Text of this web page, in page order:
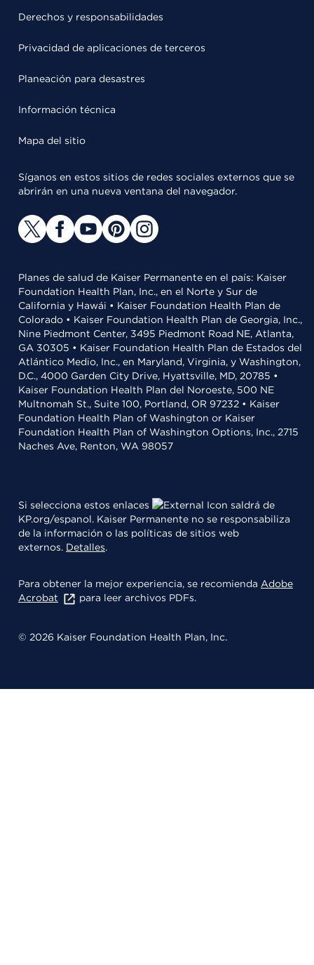
Derechos y responsabilidades
Privacidad de aplicaciones de terceros
Planeación para desastres
Información técnica
Mapa del sitio
Síganos en estos sitios de redes sociales externos que se
abrirán en una nueva ventana del navegador.
Planes de salud de Kaiser Permanente en el país: Kaiser
Foundation Health Plan, Inc., en el Norte y Sur de
California y Hawái • Kaiser Foundation Health Plan de
Colorado • Kaiser Foundation Health Plan de Georgia, Inc.,
Nine Piedmont Center, 3495 Piedmont Road NE, Atlanta,
GA 30305 • Kaiser Foundation Health Plan de Estados del
Atlántico Medio, Inc., en Maryland, Virginia, y Washington,
D.C., 4000 Garden City Drive, Hyattsville, MD, 20785 •
Kaiser Foundation Health Plan del Noroeste, 500 NE
Multnomah St., Suite 100, Portland, OR 97232 • Kaiser
Foundation Health Plan of Washington or Kaiser
Foundation Health Plan of Washington Options, Inc., 2715
Naches Ave, Renton, WA 98057
Si selecciona estos enlaces
saldrá de
KP.org/espanol. Kaiser Permanente no se responsabiliza
de la información o las políticas de sitios web
externos. Detalles.
Para obtener la mejor experiencia, se recomienda Adobe
Acrobat
para leer archivos PDFs.
© 2026 Kaiser Foundation Health Plan, Inc.